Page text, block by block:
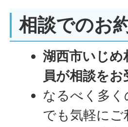
相談でのお
湖西市いじめ
員が相談をお
なるべく多
でも気軽に